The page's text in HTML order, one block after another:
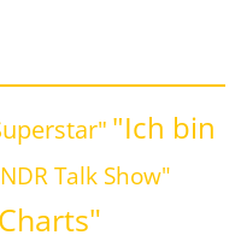
"Ich bin
Talk Show"